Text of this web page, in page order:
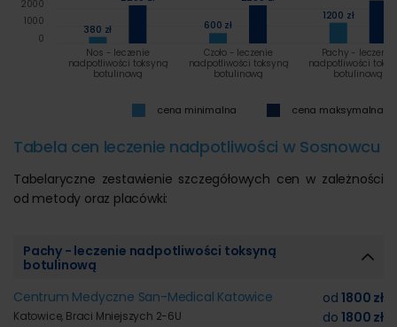
380 zł 600 zł
1200 zł
Nos - leczenie
nadpotliwości toksyną
botulinową
Czoło - leczenie
nadpotliwości toksyną
botulinową
Pachy - leczenie
nadpotliwości
botulinową
0
1000
2000
cena minimalna cena maksymalna
Tabela cen leczenie nadpotliwości w Sosnowcu
Tabelaryczne zestawienie szczegółowych cen w zależności
od metody oraz placówki:
Pachy - leczenie nadpotliwości toksyną
botulinową
Centrum Medyczne San-Medical Katowice
Katowice, Braci Mniejszych 2-6U
od1800 zł
do1800 zł